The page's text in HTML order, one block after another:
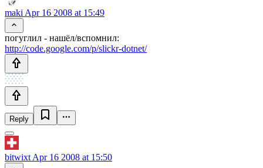
maki Apr 16 2008 at 15:49
погуглил - нашёл/вспомнил:
http://code.google.com/p/slickr-dotnet/
Reply
bitwixt Apr 16 2008 at 15:50